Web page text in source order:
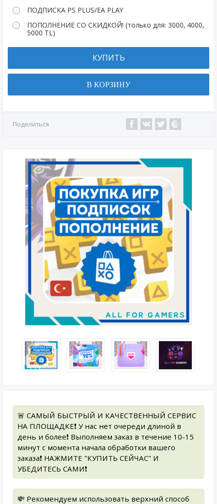
ПОДПИСКА PS PLUS/EA PLAY
ПОПОЛНЕНИЕ СО СКИДКОЙ! (только для: 3000, 4000,
5000 TL)
КУПИТЬ
В КОРЗИНУ
Поделиться
🚨 САМЫЙ БЫСТРЫЙ И КАЧЕСТВЕННЫЙ СЕРВИС
НА ПЛОЩАДКЕ❗️ У нас нет очереди длиной в
день и более❗️ Выполняем заказ в течение 10-15
минут с момента начала обработки вашего
заказа❗️ НАЖМИТЕ "КУПИТЬ СЕЙЧАС" И
УБЕДИТЕСЬ САМИ❗️
💸 Рекомендуем использовать верхний способ